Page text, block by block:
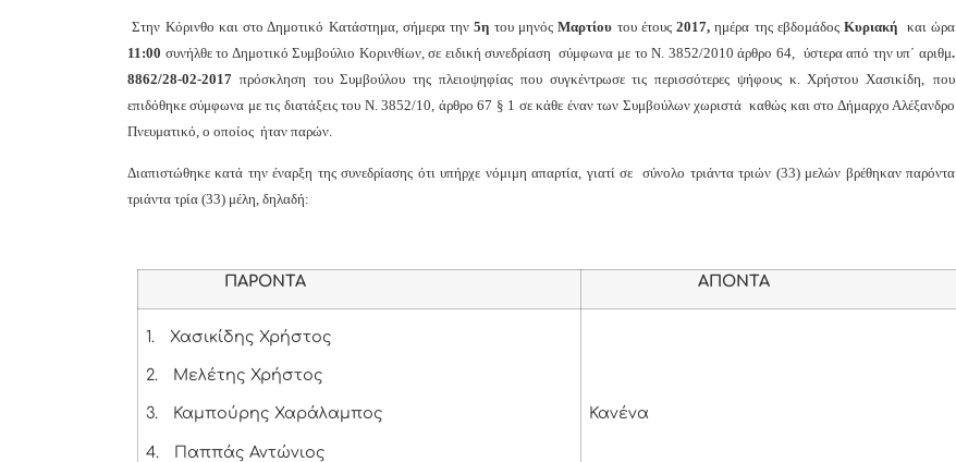
Στην Κόρινθο και στο Δημοτικό Κατάστημα, σήμερα την5η του μηνόςΜαρτίου του έτους2017, ημέρα της εβδομάδοςΚυριακή και ώρα
11:00 συνήλθε το Δημοτικό Συμβούλιο Κορινθίων, σε ειδική συνεδρίαση σύμφωνα με το Ν. 3852/2010 άρθρο 64, ύστερα από την υπ΄ αριθμ.
8862/28-02-2017 πρόσκληση του Συμβούλου της πλειοψηφίας που συγκέντρωσε τις περισσότερες ψήφους κ. Χρήστου Χασικίδη, που
επιδόθηκε σύμφωνα με τις διατάξεις του Ν. 3852/10, άρθρο 67 § 1 σε κάθε έναν των Συμβούλων χωριστά καθώς και στο Δήμαρχο Αλέξανδρο
Πνευματικό, ο οποίος ήταν παρών.
Διαπιστώθηκε κατά την έναρξη της συνεδρίασης ότι υπήρχε νόμιμη απαρτία, γιατί σε σύνολο τριάντα τριών (33) μελών βρέθηκαν παρόντα
τριάντα τρία (33) μέλη, δηλαδή:
ΠΑΡΟΝΤΑ ΑΠΟΝΤΑ
1. Χασικίδης Χρήστος
2. Μελέτης Χρήστος
3. Καμπούρης Χαράλαμπος
4. Παππάς Αντώνιος
Κανένα